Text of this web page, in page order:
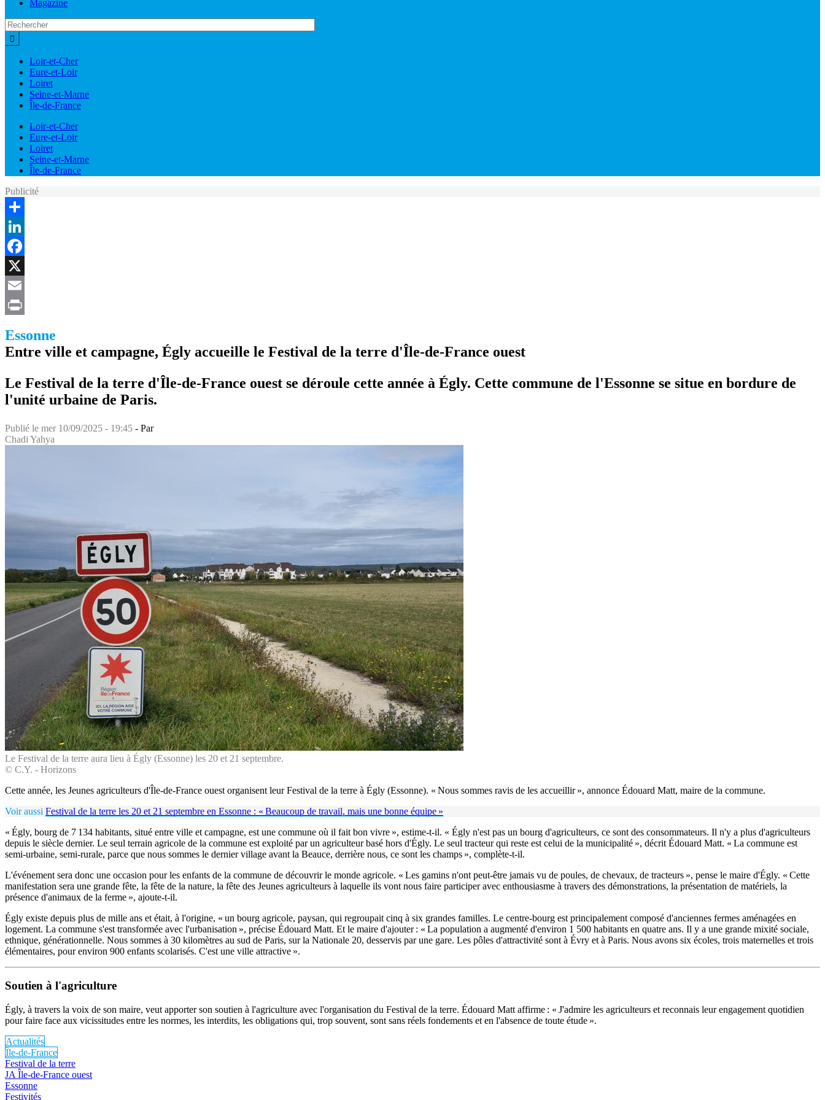
Magazine
Loir-et-Cher
Eure-et-Loir
Loiret
Seine-et-Marne
Île-de-France
Loir-et-Cher
Eure-et-Loir
Loiret
Seine-et-Marne
Île-de-France
Publicité
Share
LinkedIn
Facebook
X
Email
Essonne
Entre ville et campagne, Égly accueille le Festival de la terre d'Île-de-France ouest
Le Festival de la terre d'Île-de-France ouest se déroule cette année à Égly. Cette commune de l'Essonne se situe en bordure de
l'unité urbaine de Paris.
Publié le mer 10/09/2025 - 19:45 - Par
Chadi Yahya
Le Festival de la terre aura lieu à Égly (Essonne) les 20 et 21 septembre.
© C.Y. - Horizons
Cette année, les Jeunes agriculteurs d'Île-de-France ouest organisent leur Festival de la terre à Égly (Essonne). « Nous sommes ravis de les accueillir », annonce Édouard Matt, maire de la commune.
Voir aussi Festival de la terre les 20 et 21 septembre en Essonne : « Beaucoup de travail, mais une bonne équipe »
« Égly, bourg de 7 134 habitants, situé entre ville et campagne, est une commune où il fait bon vivre », estime-t-il. « Égly n'est pas un bourg d'agriculteurs, ce sont des consommateurs. Il n'y a plus d'agriculteurs
depuis le siècle dernier. Le seul terrain agricole de la commune est exploité par un agriculteur basé hors d'Égly. Le seul tracteur qui reste est celui de la municipalité », décrit Édouard Matt. « La commune est
semi-urbaine, semi-rurale, parce que nous sommes le dernier village avant la Beauce, derrière nous, ce sont les champs », complète-t-il.
L'événement sera donc une occasion pour les enfants de la commune de découvrir le monde agricole. « Les gamins n'ont peut-être jamais vu de poules, de chevaux, de tracteurs », pense le maire d'Égly. « Cette
manifestation sera une grande fête, la fête de la nature, la fête des Jeunes agriculteurs à laquelle ils vont nous faire participer avec enthousiasme à travers des démonstrations, la présentation de matériels, la
présence d'animaux de la ferme », ajoute-t-il.
Égly existe depuis plus de mille ans et était, à l'origine, « un bourg agricole, paysan, qui regroupait cinq à six grandes familles. Le centre-bourg est principalement composé d'anciennes fermes aménagées en
logement. La commune s'est transformée avec l'urbanisation », précise Édouard Matt. Et le maire d'ajouter : « La population a augmenté d'environ 1 500 habitants en quatre ans. Il y a une grande mixité sociale,
ethnique, générationnelle. Nous sommes à 30 kilomètres au sud de Paris, sur la Nationale 20, desservis par une gare. Les pôles d'attractivité sont à Évry et à Paris. Nous avons six écoles, trois maternelles et trois
élémentaires, pour environ 900 enfants scolarisés. C'est une ville attractive ».
Soutien à l'agriculture
Égly, à travers la voix de son maire, veut apporter son soutien à l'agriculture avec l'organisation du Festival de la terre. Édouard Matt affirme : « J'admire les agriculteurs et reconnais leur engagement quotidien
pour faire face aux vicissitudes entre les normes, les interdits, les obligations qui, trop souvent, sont sans réels fondements et en l'absence de toute étude ».
Actualités
Île-de-France
Festival de la terre
JA Île-de-France ouest
Essonne
Festivités